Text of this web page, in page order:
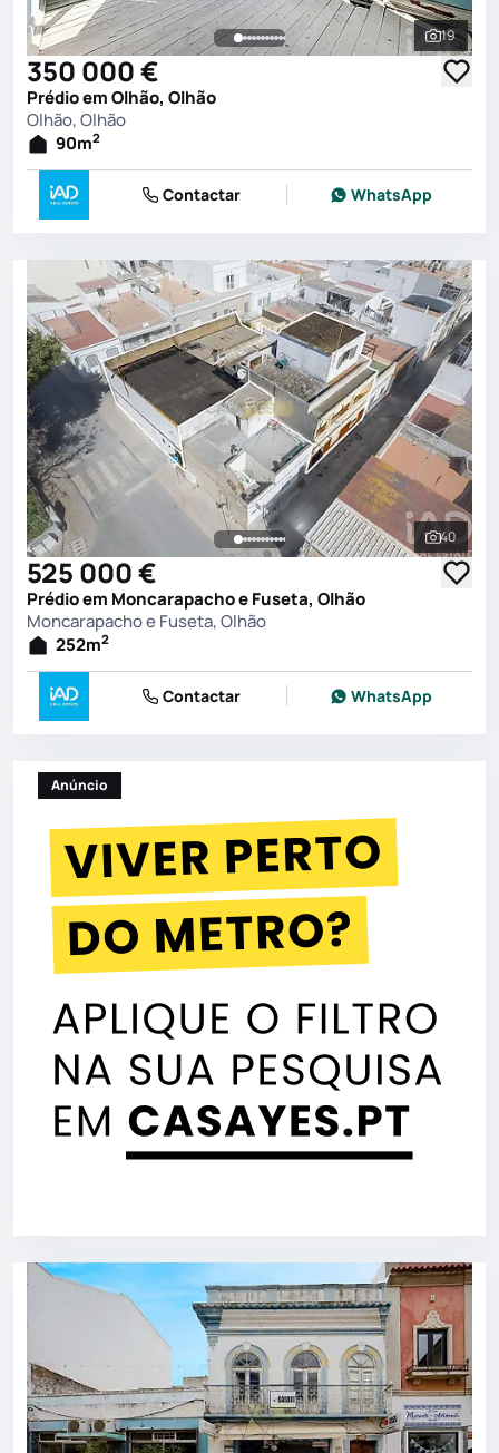
Ver
19
350 000 €
Prédio em Olhão, Olhão
Olhão, Olhão
90m2
Contactar WhatsApp
Ver
40
525 000 €
Prédio em Moncarapacho e Fuseta, Olhão
Moncarapacho e Fuseta, Olhão
252m2
Contactar WhatsApp
Anúncio